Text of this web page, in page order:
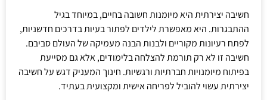
חשיבה יצירתית היא מיומנות חשובה בחיים, במיוחד בגיל
ההתבגרות. היא מאפשרת לילדים לפתור בעיות בדרכים חדשניות,
לפתח רעיונות מקוריים ולבנות הבנה מעמיקה של העולם סביבם.
חשיבה זו לא רק תורמת להצלחה בלימודים, אלא גם מסייעת
בפיתוח מיומנויות חברתיות ורגשיות. חינוך המעניק דגש על חשיבה
יצירתית עשוי להוביל לפריחה אישית ומקצועית בעתיד.